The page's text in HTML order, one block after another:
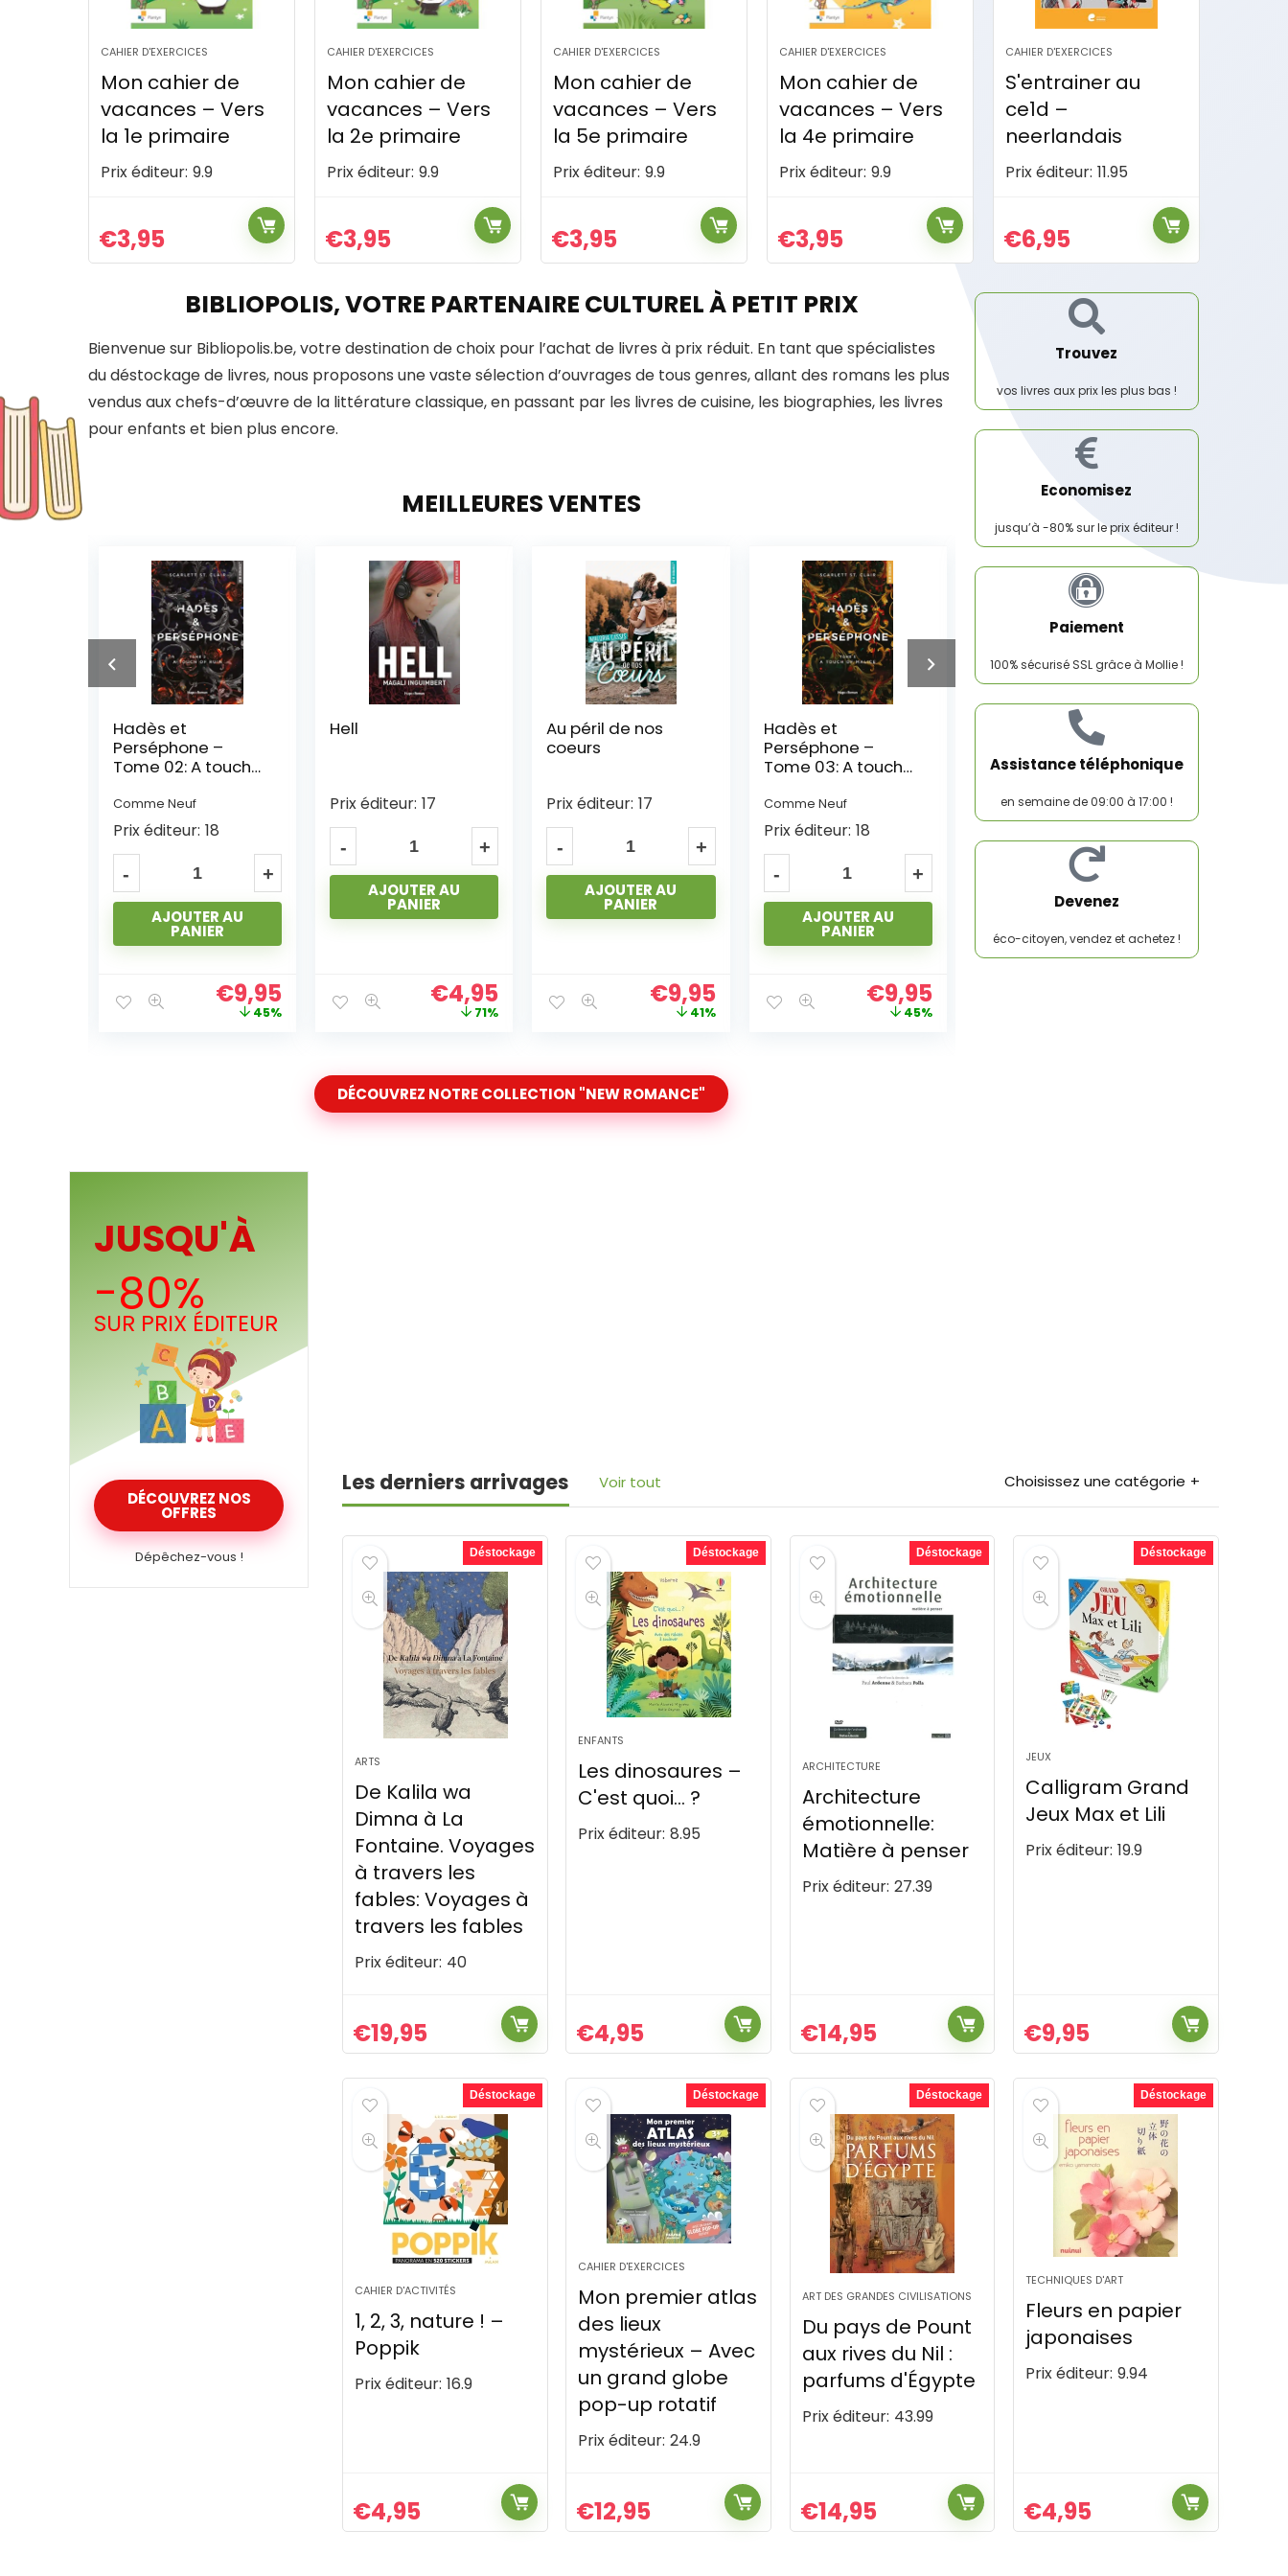
CAHIER D'EXERCICES
Mon cahier de
vacances – Vers
la 2e primaire
Prix éditeur: 9.9
€3,95
CAHIER D'EXERCICES
Mon cahier de
vacances – Vers
la 5e primaire
Prix éditeur: 9.9
€3,95
CAHIER D'EXERCICES
Mon cahier de
vacances – Vers
la 4e primaire
Prix éditeur: 9.9
€3,95
CAHIER D'EXERCICES
S'entrainer au
ce1d –
neerlandais
Prix éditeur: 11.95
€6,95
CAHIER D'EXERCICES
S'entrainer aux
évaluations de fin
de 4e primaire
Prix éditeur: 9.9
€3,95
BIBLIOPOLIS, VOTRE PARTENAIRE CULTUREL À PETIT PRIX
Bienvenue sur Bibliopolis.be, votre destination de choix pour l’achat de livres à prix réduit. En tant que spécialistes
du déstockage de livres, nous proposons une vaste sélection d’ouvrages de tous genres, allant des romans les plus
vendus aux chefs-d’œuvre de la littérature classique, en passant par les livres de cuisine, les biographies, les livres
pour enfants et bien plus encore.
MEILLEURES VENTES
Hell
Prix éditeur:
PANIER
€4,95
71%
Au péril de nos
Prix éditeur: 17
AJOUTER AU
PANIER
€9,95
41%
Hadès et
Perséphone –
Comme Neuf
Prix éditeur:
AJOUTER AU
€9,95
45%
Le soleil de minuit
– Tome 02
Prix éditeur:
PANIER
€9,95
41%
Stars – tome 1 Nos
étoiles perdues (1)
Prix éditeur: 17
PANIER
DÉCOUVREZ NOTRE COLLECTION "NEW ROMANCE"
Trouvez
vos livres aux prix les plus bas !
Economisez
jusqu’à -80% sur le prix éditeur !
Paiement
100% sécurisé SSL grâce à Mollie !
Assistance téléphonique
en semaine de 09:00 à 17:00 !
Devenez
éco-citoyen, vendez et achetez !
JUSQU'À
-80%
SUR PRIX ÉDITEUR
DÉCOUVREZ NOS
OFFRES
Dépêchez-vous !
Les derniers arrivages Voir tout Choisissez une catégorie
Déstockage
ARTS
De Kalila wa
Dimna à La
Fontaine. Voyages
à travers les
fables: Voyages à
travers les fables
Prix éditeur: 40
€19,95
Déstockage
ENFANTS
Les dinosaures –
C'est quoi… ?
Prix éditeur: 8.95
€4,95
Déstockage
ARCHITECTURE
Architecture
émotionnelle:
Matière à penser
Prix éditeur: 27.39
€14,95
Déstockage
JEUX
Calligram Grand
Jeux Max et Lili
Prix éditeur: 19.9
€9,95
Déstockage
CAHIER D'ACTIVITÉS
1, 2, 3, nature ! –
Poppik
Prix éditeur: 16.9
€4,95
Déstockage
CAHIER D'EXERCICES
Mon premier atlas
des lieux
mystérieux – Avec
un grand globe
pop-up rotatif
Prix éditeur: 24.9
€12,95
Déstockage
ART DES GRANDES CIVILISATIONS
Du pays de Pount
aux rives du Nil :
parfums d'Égypte
Prix éditeur: 43.99
€14,95
Déstockage
TECHNIQUES D'ART
Fleurs en papier
japonaises
Prix éditeur: 9.94
€4,95